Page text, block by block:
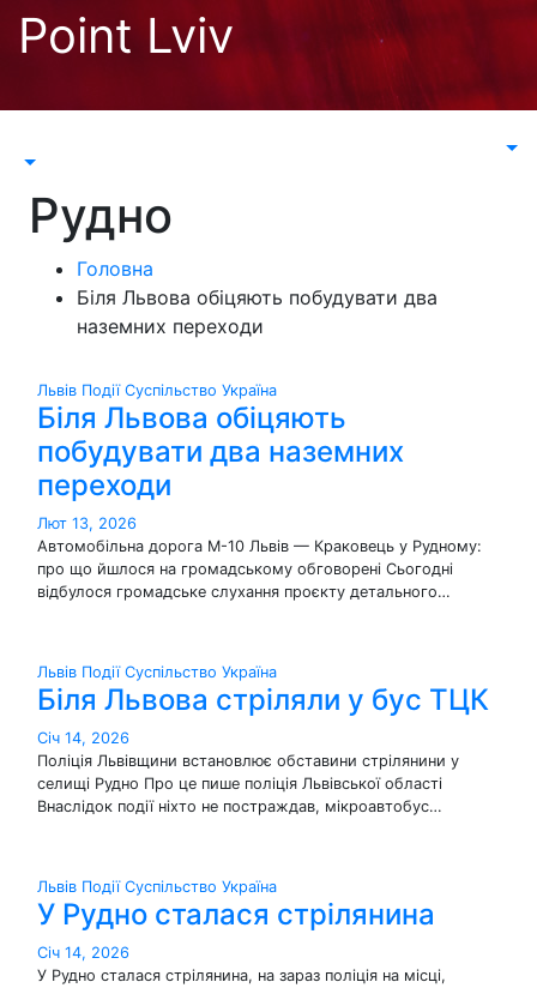
Перейти
Point Lviv
Рудно
Головна
Біля Львова обіцяють побудувати два
наземних переходи
Львів Події Суспільство Україна
Біля Львова обіцяють
побудувати два наземних
переходи
Лют 13, 2026
Автомобільна дорога М-10 Львів — Краковець у Рудному:
про що йшлося на громадському обговорені Сьогодні
відбулося громадське слухання проєкту детального…
Львів Події Суспільство Україна
Біля Львова стріляли у бус ТЦК
Січ 14, 2026
Поліція Львівщини встановлює обставини стрілянини у
селищі Рудно Про це пише поліція Львівської області
Внаслідок події ніхто не постраждав, мікроавтобус…
Львів Події Суспільство Україна
У Рудно сталася стрілянина
Січ 14, 2026
У Рудно сталася стрілянина, на зараз поліція на місці,